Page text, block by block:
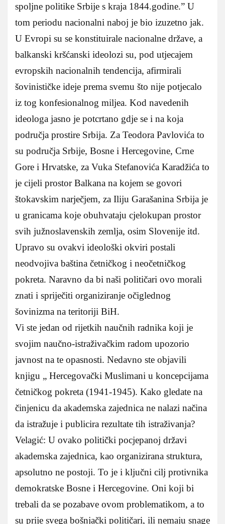
spoljne politike Srbije s kraja 1844.godine.” U
tom periodu nacionalni naboj je bio izuzetno jak.
U Evropi su se konstituirale nacionalne države, a
balkanski kršćanski ideolozi su, pod utjecajem
evropskih nacionalnih tendencija, afirmirali
šovinističke ideje prema svemu što nije potjecalo
iz tog konfesionalnog miljea. Kod navedenih
ideologa jasno je potcrtano gdje se i na koja
područja prostire Srbija. Za Teodora Pavlovića to
su područja Srbije, Bosne i Hercegovine, Crne
Gore i Hrvatske, za Vuka Stefanovića Karadžića to
je cijeli prostor Balkana na kojem se govori
štokavskim narječjem, za Iliju Garašanina Srbija je
u granicama koje obuhvataju cjelokupan prostor
svih južnoslavenskih zemlja, osim Slovenije itd.
Upravo su ovakvi ideološki okviri postali
neodvojiva baština četničkog i neočetničkog
pokreta. Naravno da bi naši političari ovo morali
znati i spriječiti organiziranje očiglednog
šovinizma na teritoriji BiH.
Vi ste jedan od rijetkih naučnih radnika koji je
svojim naučno-istraživačkim radom upozorio
javnost na te opasnosti. Nedavno ste objavili
knjigu „ Hercegovački Muslimani u koncepcijama
četničkog pokreta (1941-1945). Kako gledate na
činjenicu da akademska zajednica ne nalazi načina
da istražuje i publicira rezultate tih istraživanja?
Velagić: U ovako politički pocjepanoj državi
akademska zajednica, kao organizirana struktura,
apsolutno ne postoji. To je i ključni cilj protivnika
demokratske Bosne i Hercegovine. Oni koji bi
trebali da se pozabave ovom problematikom, a to
su prije svega bošnjački političari, ili nemaju snage